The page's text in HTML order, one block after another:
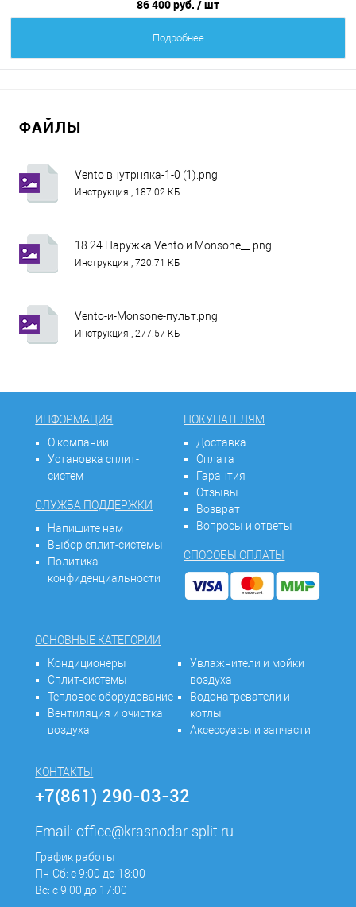
86 400 руб. / шт
Подробнее
ФАЙЛЫ
Vento внутрняка-1-0 (1).png
Инструкция , 187.02 КБ
18 24 Наружка Vento и Monsone__.png
Инструкция , 720.71 КБ
Vento-и-Monsone-пульт.png
Инструкция , 277.57 КБ
ИНФОРМАЦИЯ
О компании
Установка сплит-
систем
СЛУЖБА ПОДДЕРЖКИ
Напишите нам
Выбор сплит-системы
Политика
конфиденциальности
ПОКУПАТЕЛЯМ
Доставка
Оплата
Гарантия
Отзывы
Возврат
Вопросы и ответы
СПОСОБЫ ОПЛАТЫ
ОСНОВНЫЕ КАТЕГОРИИ
Кондиционеры
Сплит-системы
Тепловое оборудование
Вентиляция и очистка
воздуха
Увлажнители и мойки
воздуха
Водонагреватели и
котлы
Аксессуары и запчасти
КОНТАКТЫ
+7(861) 290-03-32
Email:office@krasnodar-split.ru
График работы
Пн-Сб: с 9:00 до 18:00
Вс: с 9:00 до 17:00